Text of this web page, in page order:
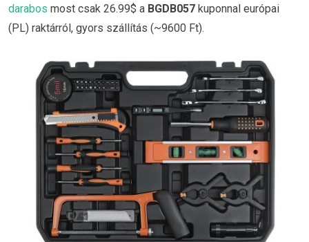
darabos most csak 26.99$ a BGDB057 kuponnal európai
(PL) raktárról, gyors szállítás (~9600 Ft).